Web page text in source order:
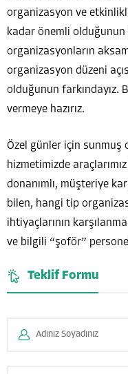
organizasyon ve
kadar önemli
organizasyonların
organizasyon düzeni
olduğunun farkındayız.
vermeye hazırız.
Özel günler için sunmuş
hizmetimizde
donanımlı, müşteriye
bilen, hangi tip
ihtiyaçlarının
ve bilgili “şoför”
Teklif Formu